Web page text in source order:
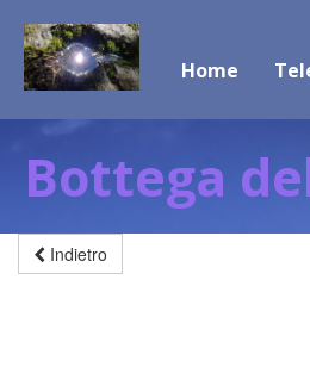
Home
Bottega
Indietro